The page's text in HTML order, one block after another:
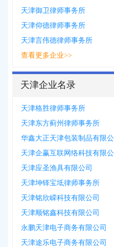
天津御卫律师事务所
天津仰德律师事务所
天津言伟德律师事务所
查看更多企业>>
天津企业名录
天津格胜律师事务所
天津东方蓟州律师事务所
华鑫大正天津包装制品有限公
天津企赢互联网络科技有限公
天津应圣渔具有限公司
天津坤铎宝坻律师事务所
天津铭欣嵘科技有限公司
天津顺铭鑫科技有限公司
永鹏天津电子商务有限公司
天津途乐电子商务有限公司